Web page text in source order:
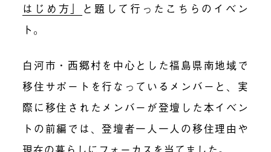
はじめ方」
と題して行ったこちらのイベン
ト。
白河市・西郷村を中心とした福島県南地域で
移住サポートを行なっているメンバーと、実
際に移住されたメンバーが登壇した本イベン
トの前編では、登壇者一人一人の移住理由や